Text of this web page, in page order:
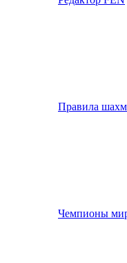
Правила
Чемпионы